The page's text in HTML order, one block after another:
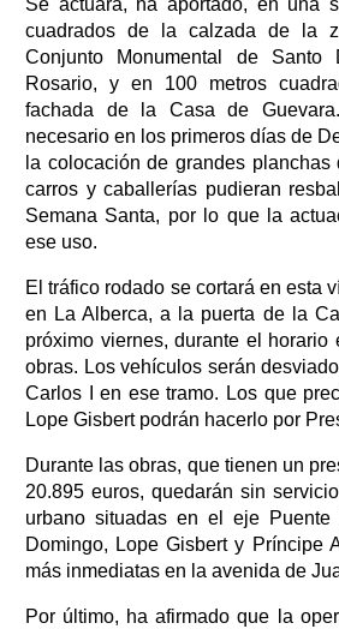
cuadrados de la calzada de la
Conjunto Monumental de
Rosario, y en 100 metros
fachada de la Casa de
necesario en los primeros días de
la colocación de grandes
carros y caballerías pudieran
Semana Santa, por lo que la
ese uso.
El tráfico rodado se cortará en esta
en La Alberca, a la puerta de la
próximo viernes, durante el
obras. Los vehículos serán
Carlos I en ese tramo. Los que
Lope Gisbert podrán hacerlo por
Durante las obras, que tienen un
20.895 euros, quedarán sin
urbano situadas en el eje
Domingo, Lope Gisbert y Príncipe
más inmediatas en la avenida de
Por último, ha afirmado que la